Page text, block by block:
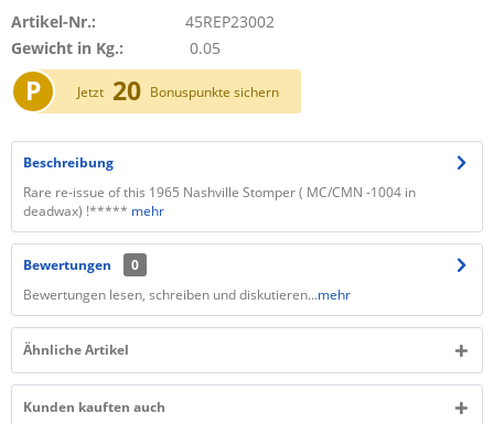
Artikel-Nr.:
45REP23002
Gewicht in Kg.:
0.05
P Jetzt 20 Bonuspunkte sichern
Beschreibung
Rare re-issue of this 1965 Nashville Stomper ( MC/CMN -1004 in
deadwax) !***** mehr
Bewertungen
0
Bewertungen lesen, schreiben und diskutieren...mehr
Ähnliche Artikel
Kunden kauften auch